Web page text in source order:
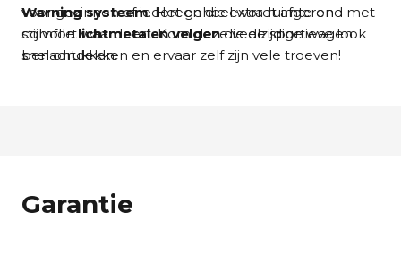
Warning systeem. Het geheel wordt afgerond met
stijlvollelichtmetalen velgendie de sportieve look
benadrukken.
voor gezinnen of iedereen die extra ruimte en
comfort waardeert. Kom deze veelzijdige wagen
snel ontdekken en ervaar zelf zijn vele troeven!
Garantie